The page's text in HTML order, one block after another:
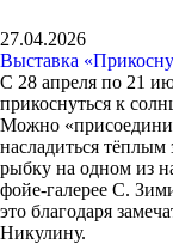
27.04.2026
Выставка
С 28 апреля по 21
прикоснуться к
Можно
насладиться
рыбку на одном из
фойе-галерее С.
это благодаря
Никулину.